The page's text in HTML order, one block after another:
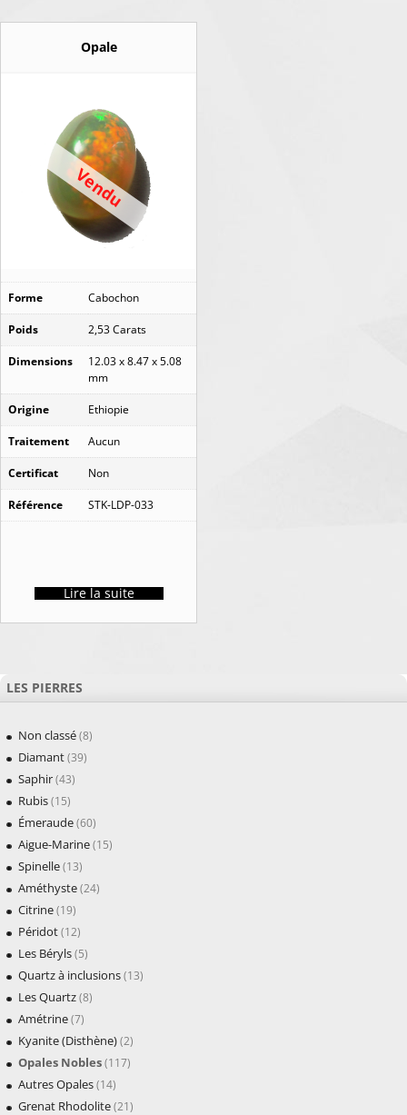
Opale
Vendu
Forme Cabochon
Poids 2,53 Carats
Dimensions
12.03 x 8.47 x 5.08
mm
Origine Ethiopie
Traitement Aucun
Certificat Non
Référence STK-LDP-033
Lire la suite
LES PIERRES
Non classé(8)
Diamant(39)
Saphir(43)
Rubis(15)
Émeraude(60)
Aigue-Marine(15)
Spinelle(13)
Améthyste(24)
Citrine(19)
Péridot(12)
Les Béryls(5)
Quartz à inclusions(13)
Les Quartz(8)
Amétrine(7)
Kyanite (Disthène)(2)
Opales Nobles(117)
Autres Opales(14)
Grenat Rhodolite(21)